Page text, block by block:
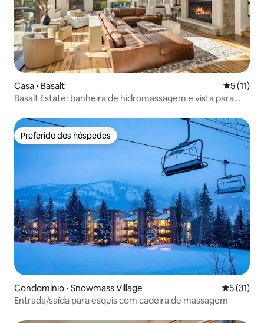
Casa ⋅ Basalt 5 de uma
5 (11)
Basalt Estate: banheira de hidromassagem e vista para
Preferido dos hóspedes
Preferido dos hóspedes
Condomínio ⋅ Snowmass Village 5 de uma
5 (31)
Entrada/saída para esquis com cadeira de massagem